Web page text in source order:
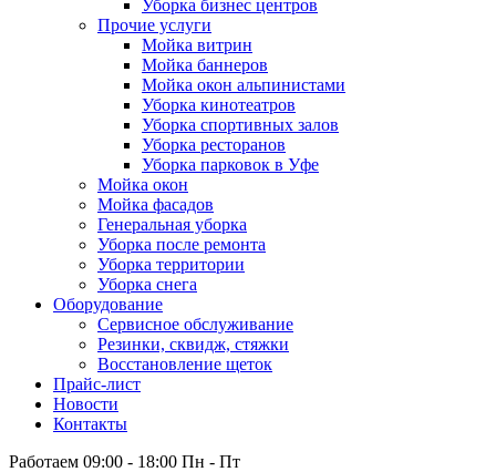
Уборка бизнес центров
Прочие услуги
Мойка витрин
Мойка баннеров
Мойка окон альпинистами
Уборка кинотеатров
Уборка спортивных залов
Уборка ресторанов
Уборка парковок в Уфе
Мойка окон
Мойка фасадов
Генеральная уборка
Уборка после ремонта
Уборка территории
Уборка снега
Оборудование
Сервисное обслуживание
Резинки, сквидж, стяжки
Восстановление щеток
Прайс-лист
Новости
Контакты
Работаем 09:00 - 18:00 Пн - Пт